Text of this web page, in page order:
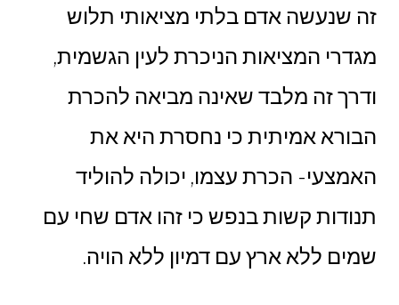
זה שנעשה אדם בלתי מציאותי תלוש
מגדרי המציאות הניכרת לעין הגשמית,
ודרך זה מלבד שאינה מביאה להכרת
הבורא אמיתית כי נחסרת היא את
האמצעי- הכרת עצמו, יכולה להוליד
תנודות קשות בנפש כי זהו אדם שחי עם
שמים ללא ארץ עם דמיון ללא הויה.